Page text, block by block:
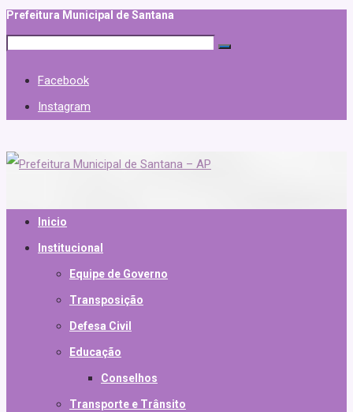
Prefeitura Municipal de Santana
Facebook
Instagram
Inicio
Institucional
Equipe de Governo
Transposição
Defesa Civil
Educação
Conselhos
Transporte e Trânsito